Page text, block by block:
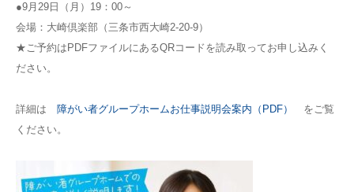
●9月29日（月）19：00～
会場：大崎倶楽部（三条市西大崎2-20-9）
★ご予約はPDFファイルにあるQRコードを読み取ってお申し込みく
ださい。
詳細は 障がい者グループホームお仕事説明会案内（PDF）
をご覧
ください。